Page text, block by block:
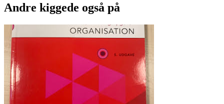
Andre kiggede også på